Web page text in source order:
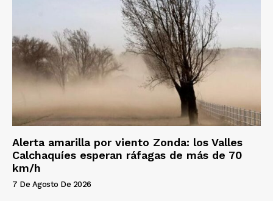
Alerta amarilla por viento Zonda: los Valles
Calchaquíes esperan ráfagas de más de 70
km/h
7 De Agosto De 2026